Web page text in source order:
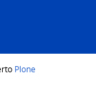
Plone